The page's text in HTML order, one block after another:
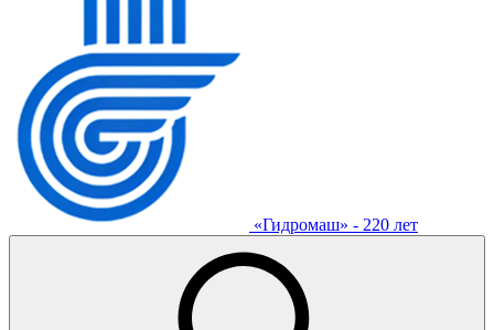
«Гидромаш» - 220 лет